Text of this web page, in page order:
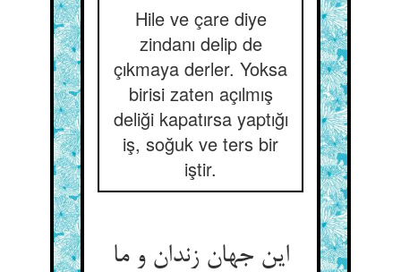
Hile ve çare diye
zindanı delip de
çıkmaya derler. Yoksa
birisi zaten açılmış
deliği kapatırsa yaptığı
iş, soğuk ve ters bir
iştir.
این جهان زندان و ما